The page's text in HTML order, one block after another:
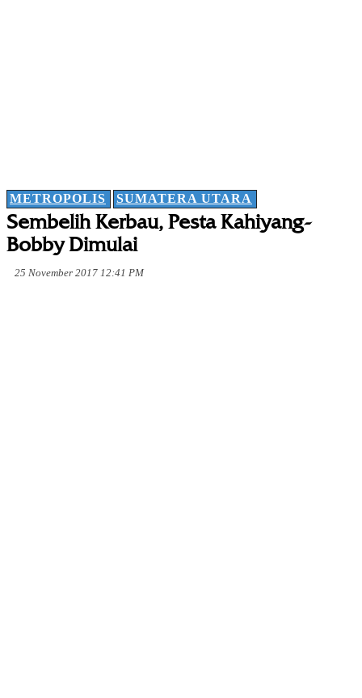
METROPOLIS SUMATERA UTARA
Sembelih Kerbau, Pesta Kahiyang-
Bobby Dimulai
25 November 2017 12:41 PM